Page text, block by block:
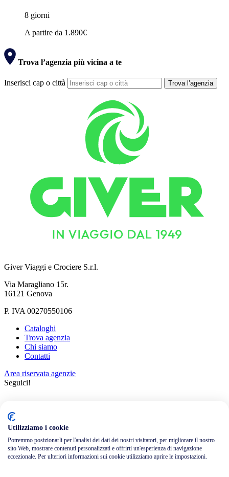
8 giorni
A partire da 1.890€
Trova l’agenzia più vicina a te
Inserisci cap o città Trova l’agenzia
Giver Viaggi e Crociere S.r.l.
Via Maragliano 15r.
16121 Genova
P. IVA 00270550106
Cataloghi
Trova agenzia
Chi siamo
Contatti
Area riservata agenzie
Seguici!
Informativa privacy
Cookie policy
Utilizziamo i cookie
Potremmo posizionarli per l'analisi dei dati dei nostri visitatori, per migliorare il nostro
sito Web, mostrare contenuti personalizzati e offrirti un'esperienza di navigazione
eccezionale. Per ulteriori informazioni sui cookie utilizziamo aprire le impostazioni.